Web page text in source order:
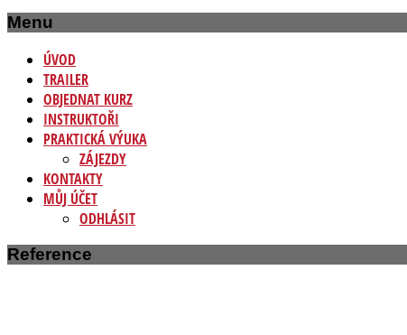
Menu
ÚVOD
TRAILER
OBJEDNAT KURZ
INSTRUKTOŘI
PRAKTICKÁ VÝUKA
ZÁJEZDY
KONTAKTY
MŮJ ÚČET
ODHLÁSIT
Reference